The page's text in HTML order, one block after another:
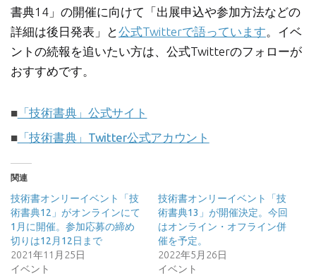
書典14」の開催に向けて「出展申込や参加方法などの
詳細は後日発表」と公式Twitterで語っています。イベ
ントの続報を追いたい方は、公式Twitterのフォローが
おすすめです。
■「技術書典」公式サイト
■「技術書典」Twitter公式アカウント
関連
技術書オンリーイベント「技
術書典12」がオンラインにて
1月に開催。参加応募の締め
切りは12月12日まで
2021年11月25日
イベント
技術書オンリーイベント「技
術書典13」が開催決定。今回
はオンライン・オフライン併
催を予定。
2022年5月26日
イベント